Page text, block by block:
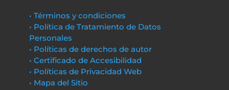
• Términos y condiciones
• Política de Tratamiento de Datos
Personales
• Políticas de derechos de autor
• Certificado de Accesibilidad
• Políticas de Privacidad Web
• Mapa del Sitio